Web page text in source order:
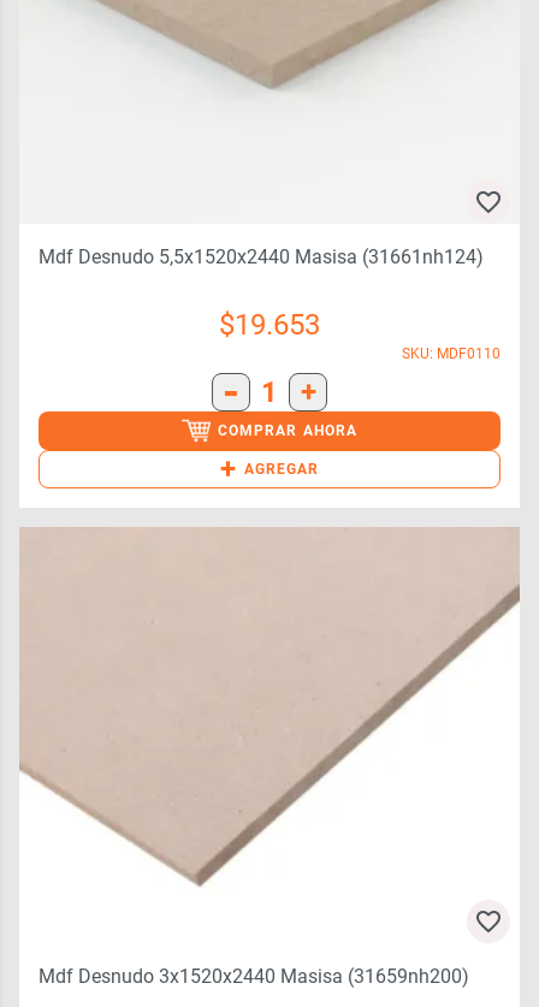
Mdf Desnudo 5,5x1520x2440 Masisa (31661nh124)
$19.653
SKU: MDF0110
- 1 +
COMPRAR AHORA
+ AGREGAR
Mdf Desnudo 3x1520x2440 Masisa (31659nh200)